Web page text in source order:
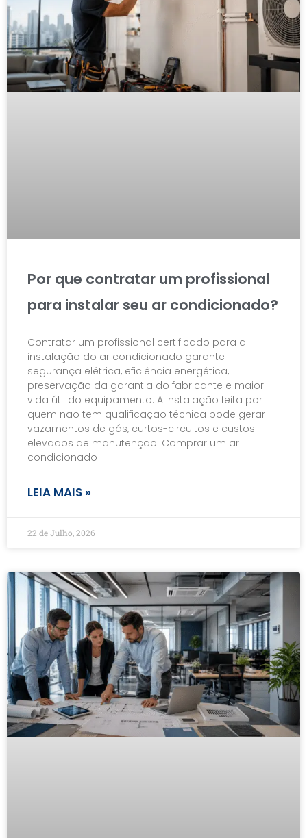
Por que contratar um profissional
para instalar seu ar condicionado?
Contratar um profissional certificado para a
instalação do ar condicionado garante
segurança elétrica, eficiência energética,
preservação da garantia do fabricante e maior
vida útil do equipamento. A instalação feita por
quem não tem qualificação técnica pode gerar
vazamentos de gás, curtos-circuitos e custos
elevados de manutenção. Comprar um ar
condicionado
LEIA MAIS »
22 de Julho, 2026